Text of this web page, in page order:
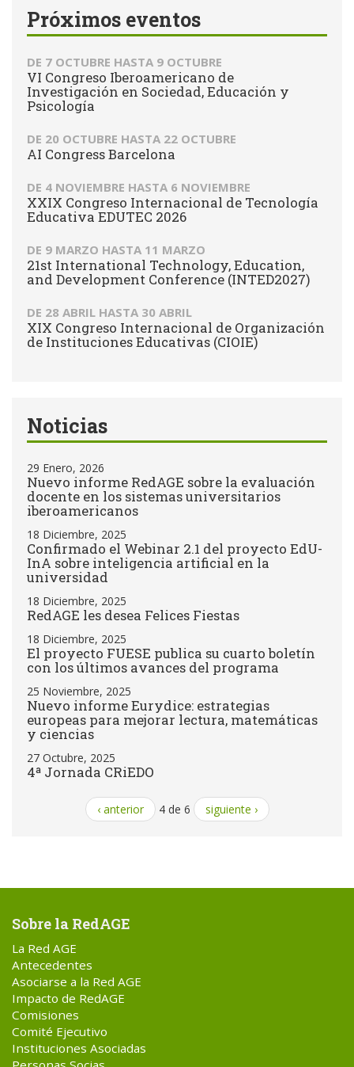
Próximos eventos
DE 7 OCTUBRE HASTA 9 OCTUBRE
VI Congreso Iberoamericano de
Investigación en Sociedad, Educación y
Psicología
DE 20 OCTUBRE HASTA 22 OCTUBRE
AI Congress Barcelona
DE 4 NOVIEMBRE HASTA 6 NOVIEMBRE
XXIX Congreso Internacional de Tecnología
Educativa EDUTEC 2026
DE 9 MARZO HASTA 11 MARZO
21st International Technology, Education,
and Development Conference (INTED2027)
DE 28 ABRIL HASTA 30 ABRIL
XIX Congreso Internacional de Organización
de Instituciones Educativas (CIOIE)
Noticias
29 Enero, 2026
Nuevo informe RedAGE sobre la evaluación
docente en los sistemas universitarios
iberoamericanos
18 Diciembre, 2025
Confirmado el Webinar 2.1 del proyecto EdU-
InA sobre inteligencia artificial en la
universidad
18 Diciembre, 2025
RedAGE les desea Felices Fiestas
18 Diciembre, 2025
El proyecto FUESE publica su cuarto boletín
con los últimos avances del programa
25 Noviembre, 2025
Nuevo informe Eurydice: estrategias
europeas para mejorar lectura, matemáticas
y ciencias
27 Octubre, 2025
4ª Jornada CRiEDO
‹ anterior 4 de 6 siguiente ›
Sobre la RedAGE
La Red AGE
Antecedentes
Asociarse a la Red AGE
Impacto de RedAGE
Comisiones
Comité Ejecutivo
Instituciones Asociadas